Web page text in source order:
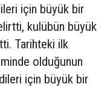
için büyük bir
kulübün büyük
Tarihteki ilk
olduğunun
için büyük bir